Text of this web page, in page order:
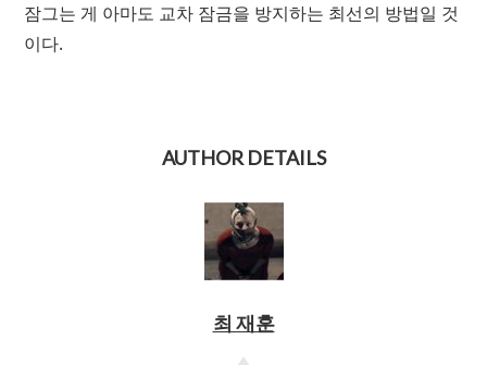
잠그는 게 아마도 교차 잠금을 방지하는 최선의 방법일 것
이다.
AUTHOR DETAILS
최 재훈